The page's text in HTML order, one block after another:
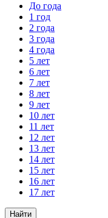
До года
1 год
2 года
3 года
4 года
5 лет
6 лет
7 лет
8 лет
9 лет
10 лет
11 лет
12 лет
13 лет
14 лет
15 лет
16 лет
17 лет
Найти